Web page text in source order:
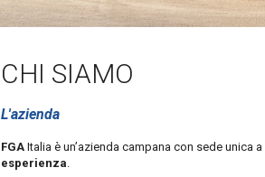
CHI SIAMO
L'azienda
FGA Italia è un’azienda campana con sede unica a
esperienza